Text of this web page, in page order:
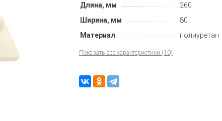
Длина, мм
260
Ширина, мм
80
Материал
полиуретан
Показать все характеристики (10)